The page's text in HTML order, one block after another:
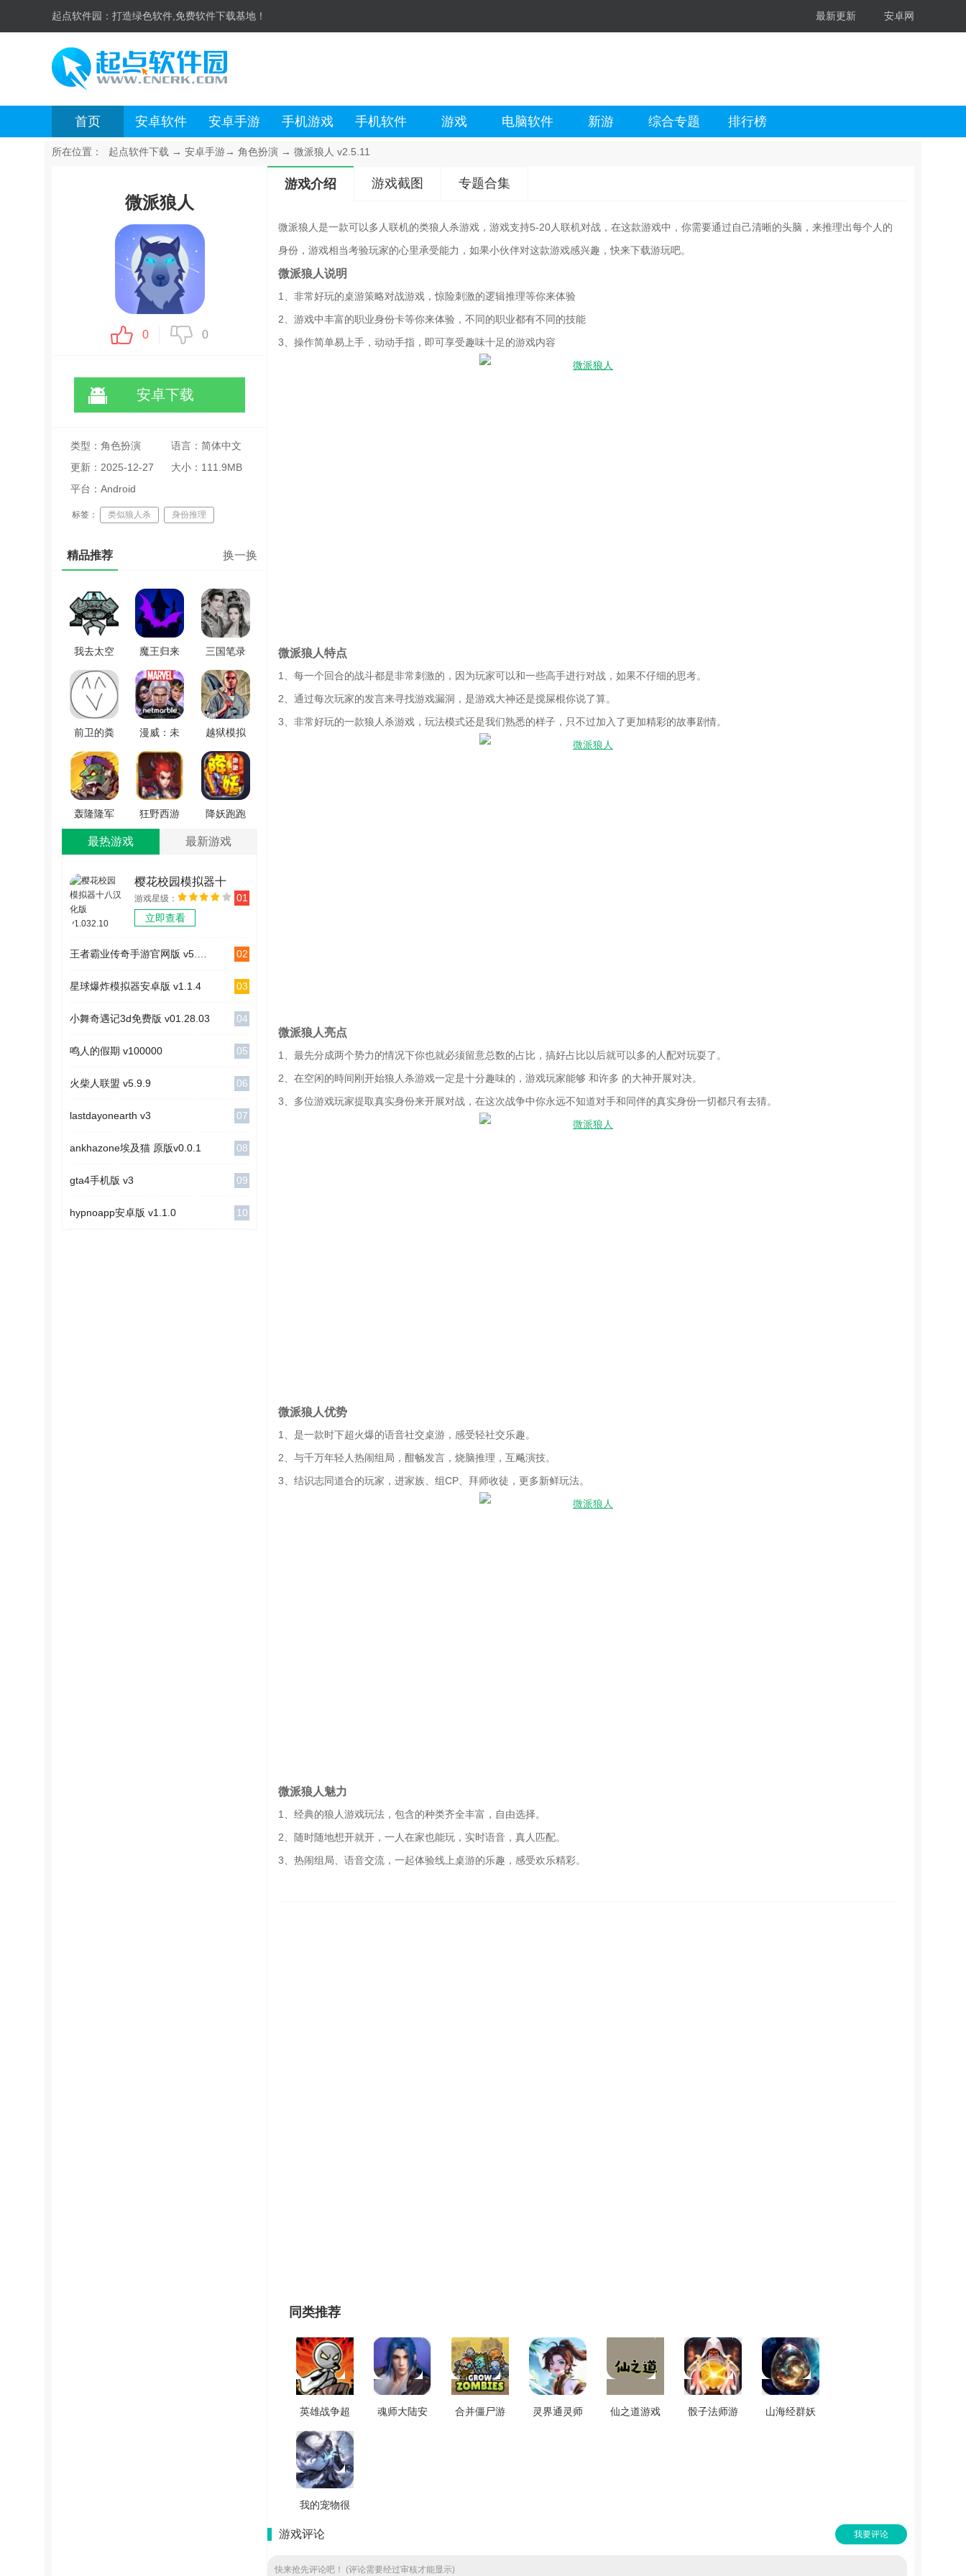
起点软件园： 打造绿色软件,免费软件下载基地！ 最新更新 安卓网
首页 安卓软件 安卓手游 手机游戏 手机软件 游戏 电脑软件 新游 综合专题 排行榜
所在位置： 起点软件下载 → 安卓手游→ 角色扮演 → 微派狼人 v2.5.11
微派狼人
0 0
安卓下载
类型：角色扮演
语言：简体中文
更新：2025-12-27
11:50:41
大小：111.9MB
平台：Android
标签： 类似狼人杀 身份推理
精品推荐 换一换
我去太空
挖矿还债
手机版
v1.1.1
魔王归来
安卓免费
版 v3.61
三国笔录
手游直装
版 v1.0
前卫的粪
作RPG游
戏纯净最
新版
v1.0.0
漫威：未
来之战手
游免费版
v11.5.1
越狱模拟
器3D手机
免费版
v1.0.3
轰隆隆军
团免费版
v5.2.0
狂野西游
游戏无广
降妖跑跑
最热游戏 最新游戏
樱花校园模拟器十
八汉化版 v1.032.10
游戏星级：
立即查看
01
02
星球爆炸模拟器安卓版 v1.1.4 03
小舞奇遇记3d免费版 v01.28.03 04
鸣人的假期 v100000 05
火柴人联盟 v5.9.9 06
lastdayonearth v3 07
ankhazone埃及猫 原版v0.0.1 08
gta4手机版 v3 09
hypnoapp安卓版 v1.1.0 10
游戏介绍 游戏截图 专题合集
微派狼人是一款可以多人联机的类狼人杀游戏，游戏支持5-20人联机对战，在这款游戏中，你需要通过自己清晰的头脑，来推理出每个人的
身份，游戏相当考验玩家的心里承受能力，如果小伙伴对这款游戏感兴趣，快来下载游玩吧。
微派狼人说明
1、非常好玩的桌游策略对战游戏，惊险刺激的逻辑推理等你来体验
2、游戏中丰富的职业身份卡等你来体验，不同的职业都有不同的技能
3、操作简单易上手，动动手指，即可享受趣味十足的游戏内容
微派狼人特点
1、每一个回合的战斗都是非常刺激的，因为玩家可以和一些高手进行对战，如果不仔细的思考。
2、通过每次玩家的发言来寻找游戏漏洞，是游戏大神还是搅屎棍你说了算。
3、非常好玩的一款狼人杀游戏，玩法模式还是我们熟悉的样子，只不过加入了更加精彩的故事剧情。
微派狼人亮点
1、最先分成两个势力的情况下你也就必须留意总数的占比，搞好占比以后就可以多的人配对玩耍了。
2、在空闲的時间刚开始狼人杀游戏一定是十分趣味的，游戏玩家能够 和许多 的大神开展对决。
3、多位游戏玩家提取真实身份来开展对战，在这次战争中你永远不知道对手和同伴的真实身份一切都只有去猜。
微派狼人优势
1、是一款时下超火爆的语音社交桌游，感受轻社交乐趣。
2、与千万年轻人热闹组局，酣畅发言，烧脑推理，互飚演技。
3、结识志同道合的玩家，进家族、组CP、拜师收徒，更多新鲜玩法。
微派狼人魅力
1、经典的狼人游戏玩法，包含的种类齐全丰富，自由选择。
2、随时随地想开就开，一人在家也能玩，实时语音，真人匹配。
3、热闹组局、语音交流，一起体验线上桌游的乐趣，感受欢乐精彩。
同类推荐
英雄战争超
级火柴人防
御安卓免费
版 v1.1.0
魂师大陆安
合并僵尸游
灵界通灵师
仙之道游戏
骰子法师游
山海经群妖
我的宠物很
v1.046
游戏评论 我要评论
快来抢先评论吧！ (评论需要经过审核才能显示)